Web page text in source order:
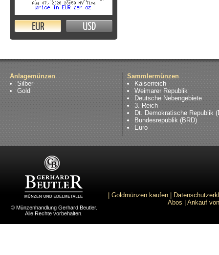
EUR USD
Anlagemünzen
Silber
Gold
Sammlermünzen
Kaiserreich
Weimarer Republik
Deutsche Nebengebiete
3. Reich
Dt. Demokratische Republik
Bundesrepublik (BRD)
Euro
© Münzenhandlung Gerhard Beutler.
Alle Rechte vorbehalten.
Goldmünzen kaufen
Abos
Ankauf